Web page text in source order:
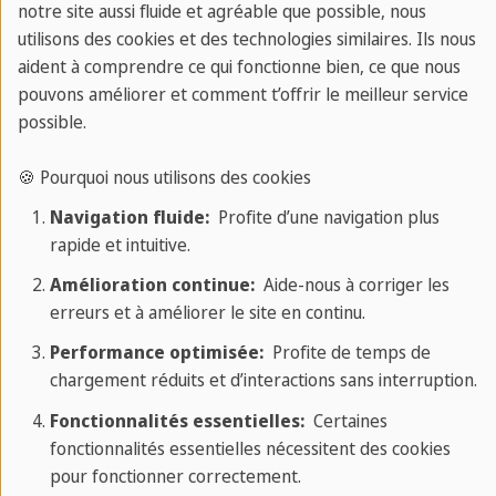
d'autres personnes partageant les
mêmes idées.
Séjours linguistiques jeunes
Un forfait complet: tout ce dont vous
avez besoin pour une expérience
linguistique réussie est inclus dans le prix.
Programme d'activités: Un programme
d'activités conçu avec amour et amusant.
notre site aussi fluide et agréable que possible, nous
utilisons des cookies et des technologies similaires. Ils nous
aident à comprendre ce qui fonctionne bien, ce que nous
pouvons améliorer et comment t’offrir le meilleur service
possible.
🍪 Pourquoi nous utilisons des cookies
Navigation fluide:Profite d’une navigation plus
rapide et intuitive.
Amélioration continue:Aide-nous à corriger les
erreurs et à améliorer le site en continu.
Performance optimisée:Profite de temps de
chargement réduits et d’interactions sans interruption.
Fonctionnalités essentielles:Certaines
fonctionnalités essentielles nécessitent des cookies
pour fonctionner correctement.